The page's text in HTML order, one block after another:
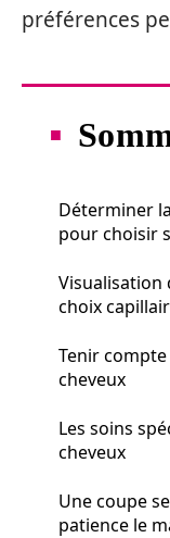
préférences
Déterminer
pour choisir
Visualisation
choix
Tenir
cheveux
Les soins
cheveux
Une coupe
patience le